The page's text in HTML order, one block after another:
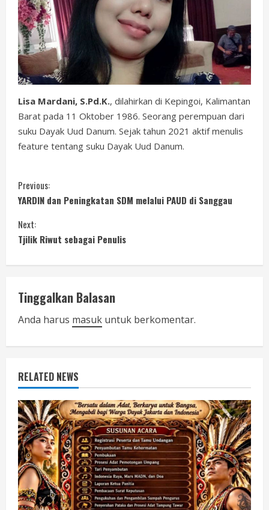
Lisa Mardani, S.Pd.K., dilahirkan di Kepingoi, Kalimantan
Barat pada 11 Oktober 1986. Seorang perempuan dari
suku Dayak Uud Danum. Sejak tahun 2021 aktif menulis
feature tentang suku Dayak Uud Danum.
C
o
n
t
i
n
u
e
R
e
a
d
i
Previous:
YARDIN dan Peningkatan SDM melalui PAUD di Sanggau
Next:
Tjilik Riwut sebagai Penulis
Tinggalkan Balasan
Anda harus masuk untuk berkomentar.
RELATED NEWS